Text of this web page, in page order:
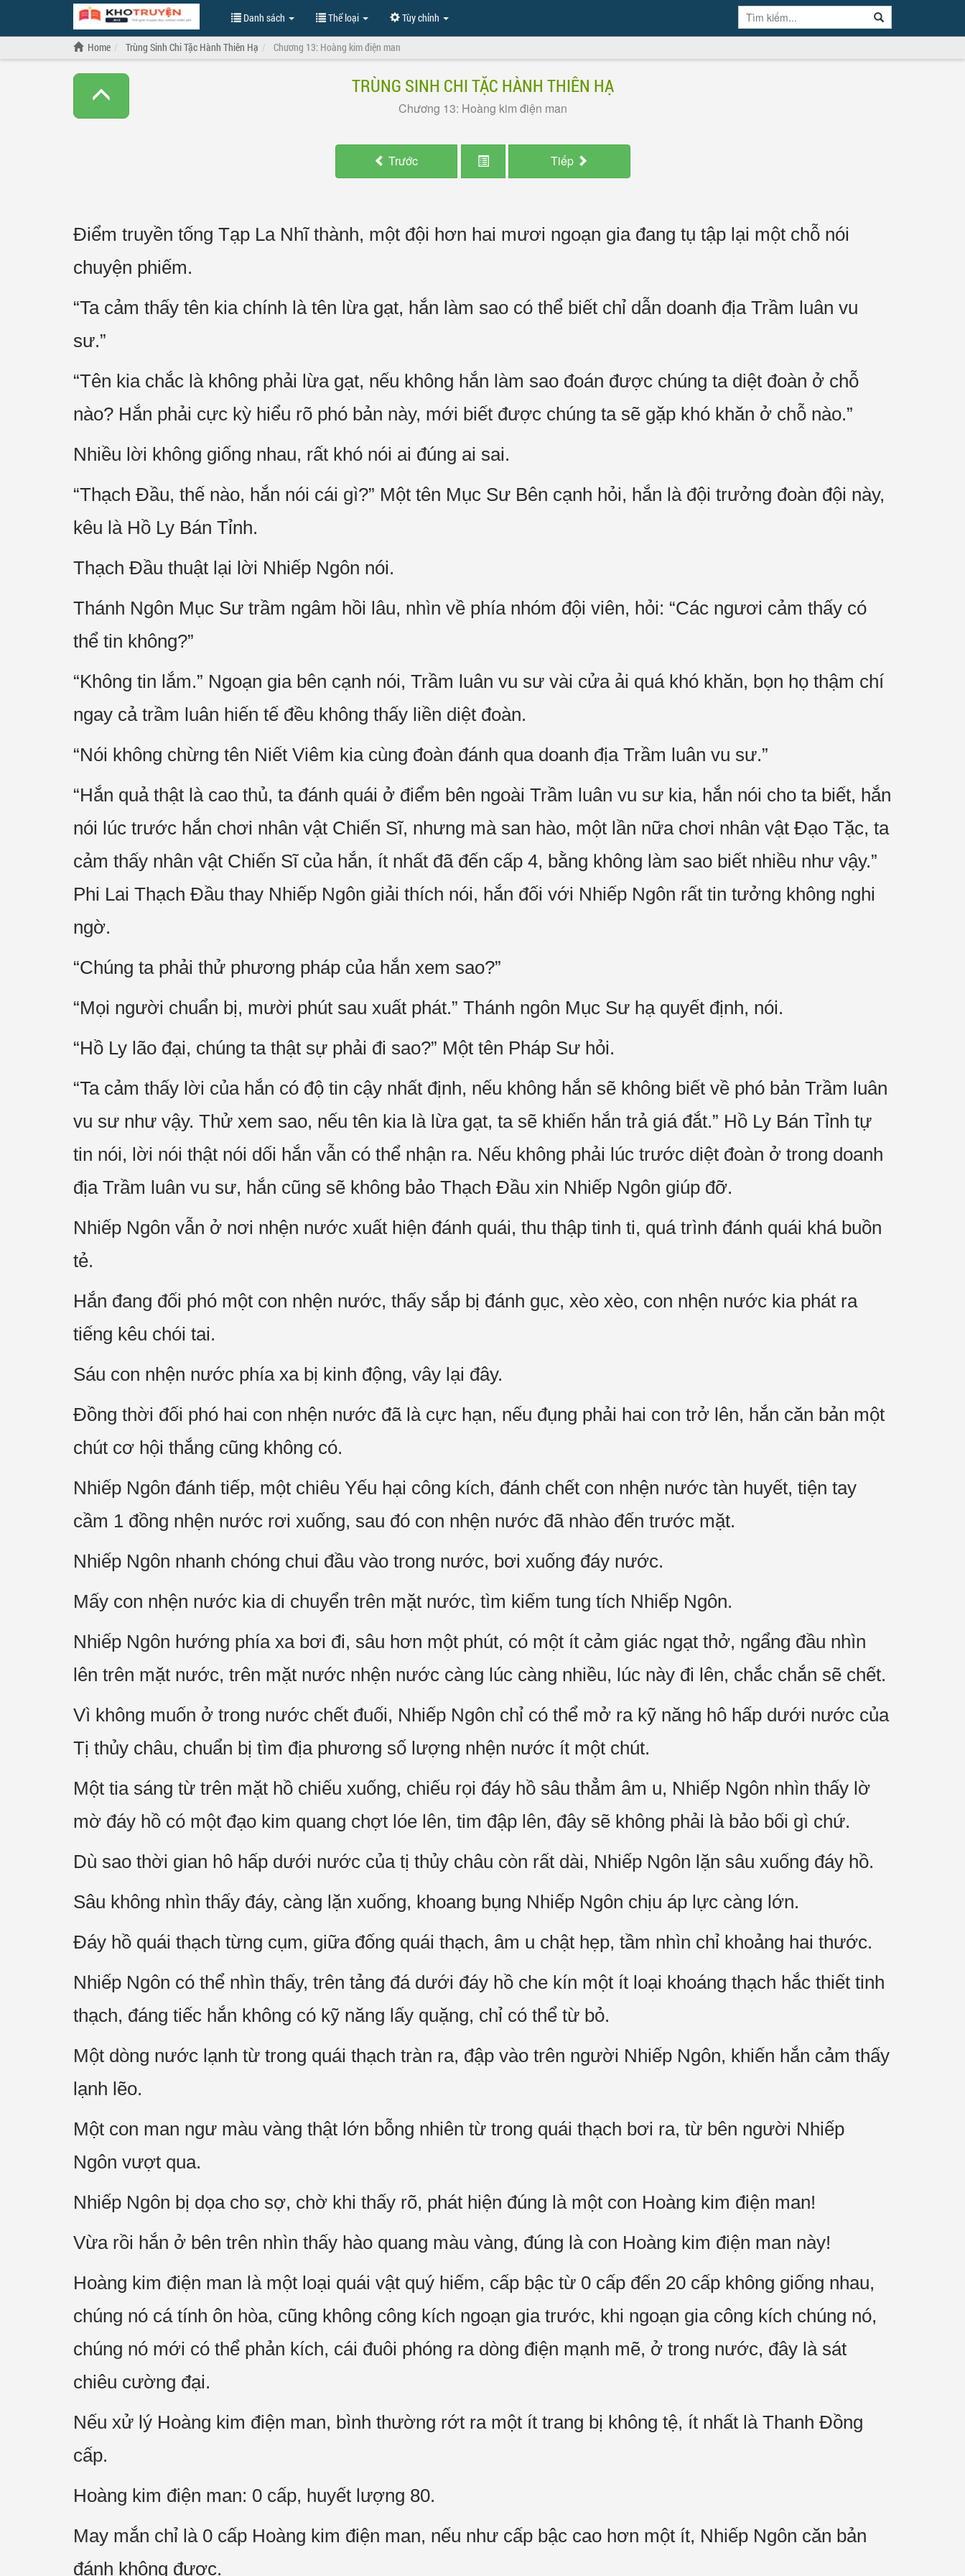
Danh sách Thể loại Tùy chỉnh
Home Trùng Sinh Chi Tặc Hành Thiên Hạ Chương 13: Hoàng kim điện man
TRÙNG SINH CHI TẶC HÀNH THIÊN HẠ
Chương 13: Hoàng kim điện man
Trước Tiếp
Điểm truyền tống Tạp La Nhĩ thành, một đội hơn hai mươi ngoạn gia đang tụ tập lại một chỗ nói
chuyện phiếm.
“Ta cảm thấy tên kia chính là tên lừa gạt, hắn làm sao có thể biết chỉ dẫn doanh địa Trầm luân vu
sư.”
“Tên kia chắc là không phải lừa gạt, nếu không hắn làm sao đoán được chúng ta diệt đoàn ở chỗ
nào? Hắn phải cực kỳ hiểu rõ phó bản này, mới biết được chúng ta sẽ gặp khó khăn ở chỗ nào.”
Nhiều lời không giống nhau, rất khó nói ai đúng ai sai.
“Thạch Đầu, thế nào, hắn nói cái gì?” Một tên Mục Sư Bên cạnh hỏi, hắn là đội trưởng đoàn đội này,
kêu là Hồ Ly Bán Tỉnh.
Thạch Đầu thuật lại lời Nhiếp Ngôn nói.
Thánh Ngôn Mục Sư trầm ngâm hồi lâu, nhìn về phía nhóm đội viên, hỏi: “Các ngươi cảm thấy có
thể tin không?”
“Không tin lắm.” Ngoạn gia bên cạnh nói, Trầm luân vu sư vài cửa ải quá khó khăn, bọn họ thậm chí
ngay cả trầm luân hiến tế đều không thấy liền diệt đoàn.
“Nói không chừng tên Niết Viêm kia cùng đoàn đánh qua doanh địa Trầm luân vu sư.”
“Hắn quả thật là cao thủ, ta đánh quái ở điểm bên ngoài Trầm luân vu sư kia, hắn nói cho ta biết, hắn
nói lúc trước hắn chơi nhân vật Chiến Sĩ, nhưng mà san hào, một lần nữa chơi nhân vật Đạo Tặc, ta
cảm thấy nhân vật Chiến Sĩ của hắn, ít nhất đã đến cấp 4, bằng không làm sao biết nhiều như vậy.”
Phi Lai Thạch Đầu thay Nhiếp Ngôn giải thích nói, hắn đối với Nhiếp Ngôn rất tin tưởng không nghi
ngờ.
“Chúng ta phải thử phương pháp của hắn xem sao?”
“Mọi người chuẩn bị, mười phút sau xuất phát.” Thánh ngôn Mục Sư hạ quyết định, nói.
“Hồ Ly lão đại, chúng ta thật sự phải đi sao?” Một tên Pháp Sư hỏi.
“Ta cảm thấy lời của hắn có độ tin cậy nhất định, nếu không hắn sẽ không biết về phó bản Trầm luân
vu sư như vậy. Thử xem sao, nếu tên kia là lừa gạt, ta sẽ khiến hắn trả giá đắt.” Hồ Ly Bán Tỉnh tự
tin nói, lời nói thật nói dối hắn vẫn có thể nhận ra. Nếu không phải lúc trước diệt đoàn ở trong doanh
địa Trầm luân vu sư, hắn cũng sẽ không bảo Thạch Đầu xin Nhiếp Ngôn giúp đỡ.
Nhiếp Ngôn vẫn ở nơi nhện nước xuất hiện đánh quái, thu thập tinh ti, quá trình đánh quái khá buồn
tẻ.
Hắn đang đối phó một con nhện nước, thấy sắp bị đánh gục, xèo xèo, con nhện nước kia phát ra
tiếng kêu chói tai.
Sáu con nhện nước phía xa bị kinh động, vây lại đây.
Đồng thời đối phó hai con nhện nước đã là cực hạn, nếu đụng phải hai con trở lên, hắn căn bản một
chút cơ hội thắng cũng không có.
Nhiếp Ngôn đánh tiếp, một chiêu Yếu hại công kích, đánh chết con nhện nước tàn huyết, tiện tay
cầm 1 đồng nhện nước rơi xuống, sau đó con nhện nước đã nhào đến trước mặt.
Nhiếp Ngôn nhanh chóng chui đầu vào trong nước, bơi xuống đáy nước.
Mấy con nhện nước kia di chuyển trên mặt nước, tìm kiếm tung tích Nhiếp Ngôn.
Nhiếp Ngôn hướng phía xa bơi đi, sâu hơn một phút, có một ít cảm giác ngạt thở, ngẩng đầu nhìn
lên trên mặt nước, trên mặt nước nhện nước càng lúc càng nhiều, lúc này đi lên, chắc chắn sẽ chết.
Vì không muốn ở trong nước chết đuối, Nhiếp Ngôn chỉ có thể mở ra kỹ năng hô hấp dưới nước của
Tị thủy châu, chuẩn bị tìm địa phương số lượng nhện nước ít một chút.
Một tia sáng từ trên mặt hồ chiếu xuống, chiếu rọi đáy hồ sâu thẳm âm u, Nhiếp Ngôn nhìn thấy lờ
mờ đáy hồ có một đạo kim quang chợt lóe lên, tim đập lên, đây sẽ không phải là bảo bối gì chứ.
Dù sao thời gian hô hấp dưới nước của tị thủy châu còn rất dài, Nhiếp Ngôn lặn sâu xuống đáy hồ.
Sâu không nhìn thấy đáy, càng lặn xuống, khoang bụng Nhiếp Ngôn chịu áp lực càng lớn.
Đáy hồ quái thạch từng cụm, giữa đống quái thạch, âm u chật hẹp, tầm nhìn chỉ khoảng hai thước.
Nhiếp Ngôn có thể nhìn thấy, trên tảng đá dưới đáy hồ che kín một ít loại khoáng thạch hắc thiết tinh
thạch, đáng tiếc hắn không có kỹ năng lấy quặng, chỉ có thể từ bỏ.
Một dòng nước lạnh từ trong quái thạch tràn ra, đập vào trên người Nhiếp Ngôn, khiến hắn cảm thấy
lạnh lẽo.
Một con man ngư màu vàng thật lớn bỗng nhiên từ trong quái thạch bơi ra, từ bên người Nhiếp
Ngôn vượt qua.
Nhiếp Ngôn bị dọa cho sợ, chờ khi thấy rõ, phát hiện đúng là một con Hoàng kim điện man!
Vừa rồi hắn ở bên trên nhìn thấy hào quang màu vàng, đúng là con Hoàng kim điện man này!
Hoàng kim điện man là một loại quái vật quý hiếm, cấp bậc từ 0 cấp đến 20 cấp không giống nhau,
chúng nó cá tính ôn hòa, cũng không công kích ngoạn gia trước, khi ngoạn gia công kích chúng nó,
chúng nó mới có thể phản kích, cái đuôi phóng ra dòng điện mạnh mẽ, ở trong nước, đây là sát
chiêu cường đại.
Nếu xử lý Hoàng kim điện man, bình thường rớt ra một ít trang bị không tệ, ít nhất là Thanh Đồng
cấp.
Hoàng kim điện man: 0 cấp, huyết lượng 80.
May mắn chỉ là 0 cấp Hoàng kim điện man, nếu như cấp bậc cao hơn một ít, Nhiếp Ngôn căn bản
đánh không được.